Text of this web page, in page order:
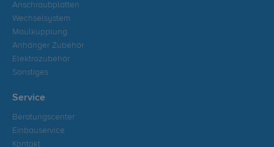
Anschraubplatten
Wechselsystem
Maulkupplung
Anhänger Zubehör
Elektrozubehör
Sonstiges
Service
Beratungscenter
Einbauservice
Kontakt